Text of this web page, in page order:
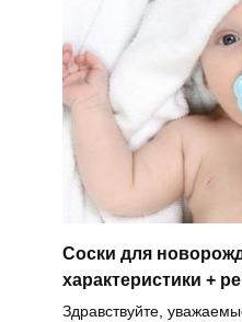
Соски для
характеристики +
Здравствуйте,